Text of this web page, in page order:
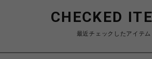
CHECKED
最近チェックしたアイテム